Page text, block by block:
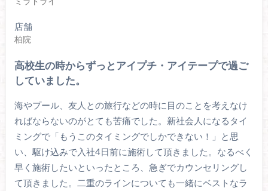
ミラドライ
店舗
柏院
高校生の時からずっとアイプチ・アイテープで過ご
していました。
海やプール、友人との旅行などの時に目のことを考えなけ
ればならないのがとても苦痛でした。新社会人になるタイ
ミングで「もうこのタイミングでしかできない！」と思
い、駆け込みで入社4日前に施術して頂きました。なるべく
早く施術したいといったところ、急ぎでカウンセリングし
て頂きました。二重のラインについても一緒にベストなラ